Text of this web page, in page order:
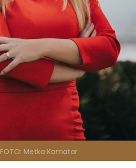
FOTO: Metka Komatar